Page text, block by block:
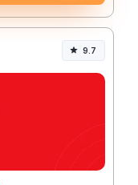
9.7